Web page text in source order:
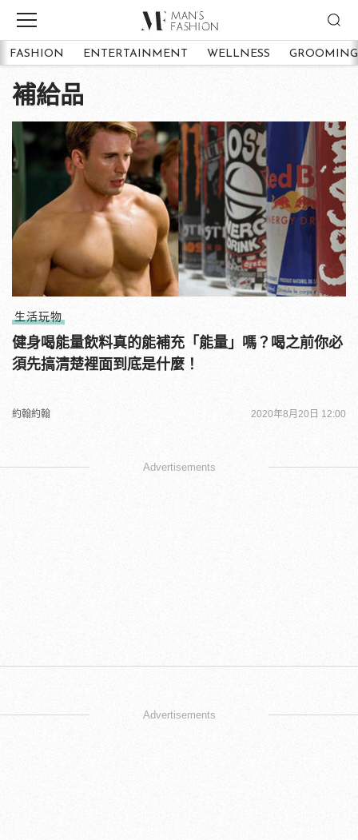
FASHION ENTERTAINMENT WELLNESS GROOMING
補給品
生活玩物
健身喝能量飲料真的能補充「能量」嗎？喝之前你必
須先搞清楚裡面到底是什麼！
約翰約翰 2020年8月20日 12:00
Advertisements
Advertisements